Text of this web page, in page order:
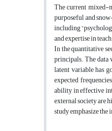
The current mixed-
purposeful and
including
and expertise in
In the quantitative
principals. The data
latent variable has
expected
ability in effective
external society are
study emphasize